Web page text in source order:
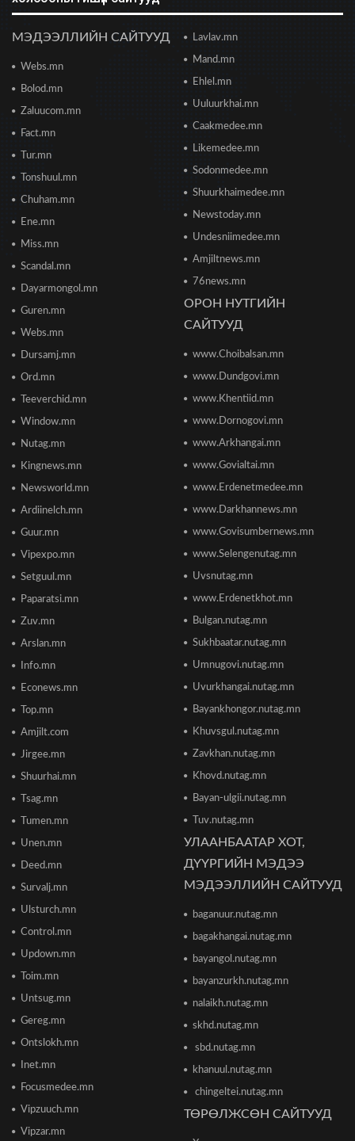
2026/06/23 18:47
худалдааны төв худалдаа эрхлэгчдэд хаалгаа
Борооны ус зайлуулах худаг, шугам руу ахуйн
2026/06/20 11:04
Б.Даваадалай: Уурхайн менежментээс
Сонсголгүй төрийн СОНСГОЛ-2
2026/06/19 10:17
Сонсголгүй төрийн СОНСГОЛ-2
Монгол Улсын дэлхийд өрсөлдөх чадвар 75
ТӨВҮҮДИЙН БАЙРШИЛ
2026/06/17 12:20
Отгонтэнгэр хайрханы тахилгад оролцохоор
ирж буй иргэдийн анхааралд
2026/06/16 15:28
Парламент хар тамхины хэргийн ялын
2026/06/16 15:49
Ши Жиньпин Монголд айлчилна
"The MongolZ" баг IEM Cologne Major-2026
тэмцээнийг гуравдугаар шатнаас өндөрлүүллээ
ТЦА: Согтуугаар автомашин жолоодож долоон
тээврийн хэрэгсэл мөргөсөн этгээдийг
2026/06/16 12:47
өсөлтийн төсөөллөө бууруулжээ
бодлогын хүүгээ өсгөжээ
2026/06/12 15:05
МЭДЭЭЛЛИЙН САЙТУУД
Webs.mn
Bolod.mn
Zaluucom.mn
Fact.mn
Tur.mn
Tonshuul.mn
Chuham.mn
Ene.mn
Miss.mn
Scandal.mn
Dayarmongol.mn
Guren.mn
Webs.mn
Dursamj.mn
Ord.mn
Teeverchid.mn
Window.mn
Nutag.mn
Kingnews.mn
Newsworld.mn
Ardiinelch.mn
Guur.mn
Vipexpo.mn
Setguul.mn
Paparatsi.mn
Zuv.mn
Arslan.mn
Info.mn
Econews.mn
Top.mn
Amjilt.com
Jirgee.mn
Shuurhai.mn
Tsag.mn
Tumen.mn
Unen.mn
Deed.mn
Survalj.mn
Ulsturch.mn
Control.mn
Updown.mn
Toim.mn
Untsug.mn
Gereg.mn
Ontslokh.mn
Inet.mn
Focusmedee.mn
Vipzuuch.mn
Vipzar.mn
Lavlav.mn
Mand.mn
Ehlel.mn
Uuluurkhai.mn
Caakmedee.mn
Likemedee.mn
Sodonmedee.mn
Shuurkhaimedee.mn
Newstoday.mn
Undesniimedee.mn
Amjiltnews.mn
76news.mn
ОРОН НУТГИЙН
САЙТУУД
www.Choibalsan.mn
www.Dundgovi.mn
www.Khentiid.mn
www.Dornogovi.mn
www.Arkhangai.mn
www.Govialtai.mn
www.Erdenetmedee.mn
www.Darkhannews.mn
www.Govisumbernews.mn
www.Selengenutag.mn
Uvsnutag.mn
www.Erdenetkhot.mn
Bulgan.nutag.mn
Sukhbaatar.nutag.mn
Umnugovi.nutag.mn
Uvurkhangai.nutag.mn
Bayankhongor.nutag.mn
Khuvsgul.nutag.mn
Zavkhan.nutag.mn
Khovd.nutag.mn
Bayan-ulgii.nutag.mn
Tuv.nutag.mn
УЛААНБААТАР ХОТ,
ДҮҮРГИЙН МЭДЭЭ
МЭДЭЭЛЛИЙН САЙТУУД
baganuur.nutag.mn
bagakhangai.nutag.mn
bayangol.nutag.mn
bayanzurkh.nutag.mn
nalaikh.nutag.mn
skhd.nutag.mn
sbd.nutag.mn
khanuul.nutag.mn
chingeltei.nutag.mn
ТӨРӨЛЖСӨН САЙТУУД